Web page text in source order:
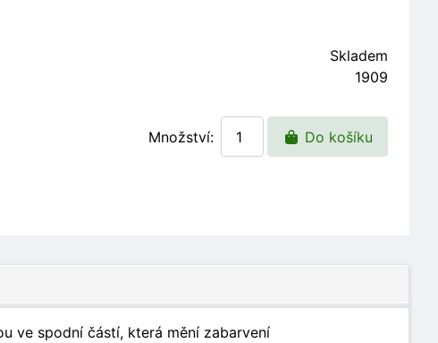
Skladem
1909
Množství: Do košíku
ve spodní částí, která mění zabarvení